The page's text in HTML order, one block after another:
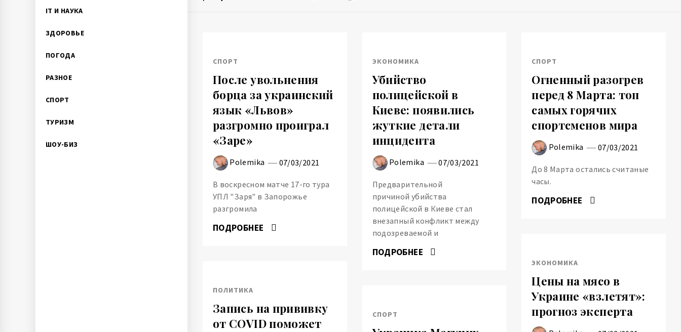
IT И НАУКА
ЗДОРОВЬЕ
ПОГОДА
РАЗНОЕ
СПОРТ
ТУРИЗМ
ШОУ-БИЗ
СПОРТ
После увольнения
борца за украинский
язык «Львов»
разгромно проиграл
«Заре»
Polemika 07/03/2021
В воскресном матче 17-го тура
УПЛ "Заря" в Запорожье
разгромила
ПОДРОБНЕЕ
ЭКОНОМИКА
Убийство
полицейской в
Киеве: появились
жуткие детали
инцидента
Polemika 07/03/2021
Предварительной
причиной убийства
полицейской в Киеве стал
внезапный конфликт между
подозреваемой и
ПОДРОБНЕЕ
СПОРТ
Огненный разогрев
перед 8 Марта: топ
самых горячих
спортсменов мира
Polemika 07/03/2021
До 8 Марта остались считаные
часы.
ПОДРОБНЕЕ
ЭКОНОМИКА
Цены на мясо в
Украине «взлетят»:
прогноз эксперта
ПОЛИТИКА
Запись на прививку
от COVID поможет
СПОРТ